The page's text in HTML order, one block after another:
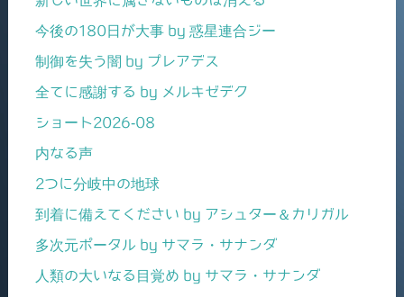
今後の180日が大事 by 惑星連合ジー
制御を失う闇 by プレアデス
全てに感謝する by メルキゼデク
ショート2026-08
内なる声
2つに分岐中の地球
到着に備えてください by アシュター＆カリガル
多次元ポータル by サマラ・サナンダ
人類の大いなる目覚め by サマラ・サナンダ